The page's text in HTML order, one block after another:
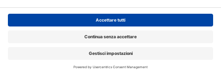
comunicazione all'Ordine dell’assunzione dell’incarico
Terapia canalare in una o più sedute: cosa dice oggi
Fumo e sigarette elettroniche: le conseguenze per la salute